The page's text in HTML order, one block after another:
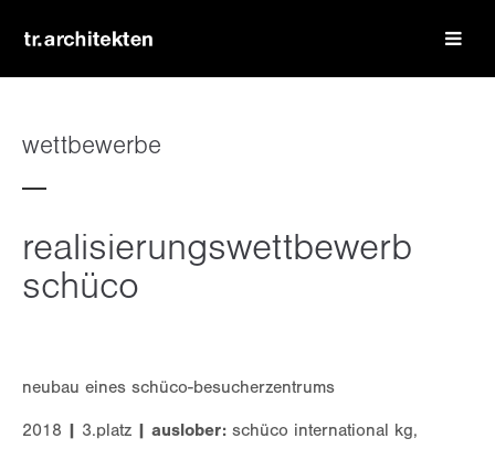
passwort
support
wettbewerbe
realisierungswettbewerb
schüco
neubau eines schüco-besucherzentrums
2018 3.platz auslober: schüco international kg,